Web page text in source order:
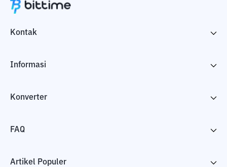
Kontak
Informasi
Konverter
FAQ
Artikel Populer